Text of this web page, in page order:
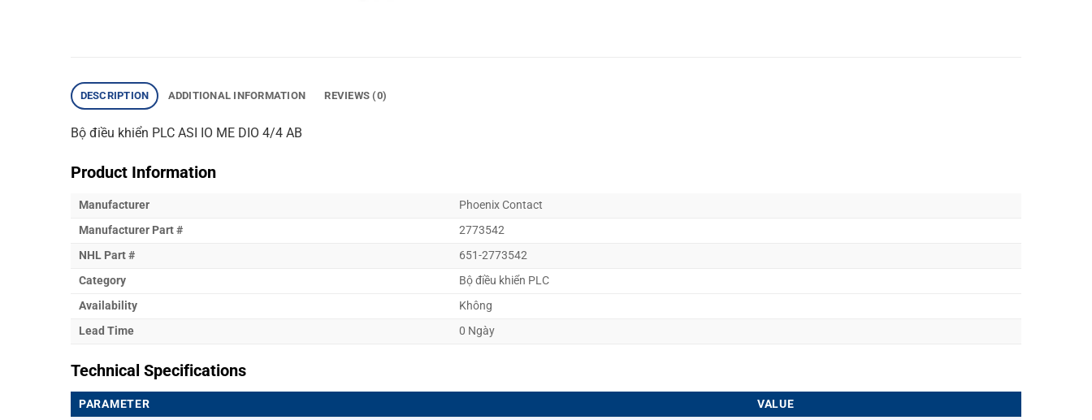
DESCRIPTION ADDITIONAL INFORMATION REVIEWS (0)
Bộ điều khiển PLC ASI IO ME DIO 4/4 AB
Product Information
Manufacturer
Phoenix Contact
Manufacturer Part #
2773542
NHL Part #
651-2773542
Category
Bộ điều khiển PLC
Availability
Không
Lead Time
0 Ngày
Technical Specifications
PARAMETER
VALUE